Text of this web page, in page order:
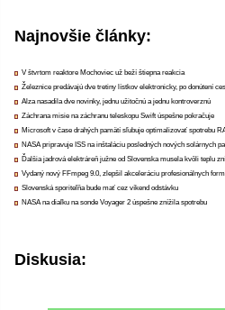
Najnovšie články:
V štvrtom reaktore Mochoviec už beží štiepna reakcia
Železnice predávajú dve tretiny lístkov elektronicky, po donútení
Alza nasadila dve novinky, jednu užitočnú a jednu kontroverznú
Záchrana misie na záchranu teleskopu Swift úspešne pokračuje
Microsoft v čase drahých pamätí sľubuje optimalizovať spotrebu
NASA pripravuje ISS na inštaláciu posledných nových solárnych
Ďalšia jadrová elektráreň južne od Slovenska musela kvôli teplu
Vydaný nový FFmpeg 9.0, zlepšil akceleráciu profesionálnych
Slovenská sporiteľňa bude mať cez víkend odstávku
NASA na diaľku na sonde Voyager 2 úspešne znížila spotrebu
Diskusia: